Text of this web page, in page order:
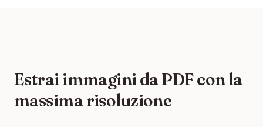
Estrai immagini da PDF con la
massima risoluzione